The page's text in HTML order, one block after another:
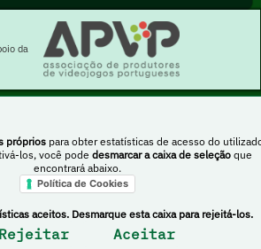
própriospara obter estatísticas de acesso do
los, você pode desmarcar a caixa de seleção que
encontrará abaixo.
Política de Cookies
aceitos. Desmarque esta caixa para rejeitá-los.
Aceitar
da
Creative Commons Atribuição-NãoComercial-
4.0 Internacional
Espanha
DeVuego LATAM
DeVuego Portugal